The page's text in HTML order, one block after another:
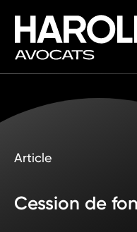
Article
Cession de